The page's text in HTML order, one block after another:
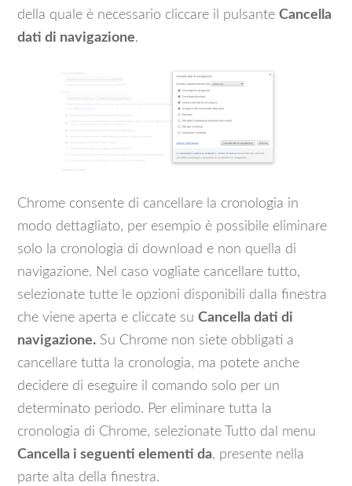
della quale è necessario cliccare il pulsanteCancella
dati di navigazione.
Chrome consente di cancellare la cronologia in
modo dettagliato, per esempio è possibile eliminare
solo la cronologia di download e non quella di
navigazione. Nel caso vogliate cancellare tutto,
selezionate tutte le opzioni disponibili dalla finestra
che viene aperta e cliccate suCancella dati di
navigazione. Su Chrome non siete obbligati a
cancellare tutta la cronologia, ma potete anche
decidere di eseguire il comando solo per un
determinato periodo. Per eliminare tutta la
cronologia di Chrome, selezionate Tutto dal menu
Cancella i seguenti elementi da, presente nella
parte alta della finestra.